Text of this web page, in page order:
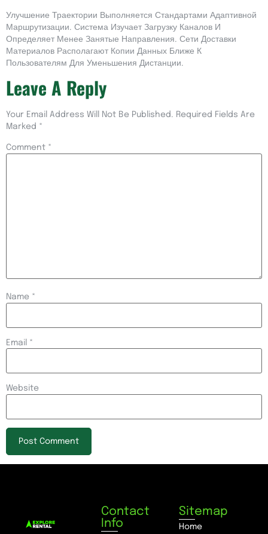
Улучшение Траектории Выполняется Стандартами Адаптивной
Маршрутизации. Система Изучает Загрузку Каналов И
Определяет Менее Занятые Направления. Сети Доставки
Материалов Располагают Копии Данных Ближе К
Пользователям Для Уменьшения Дистанции.
Leave A Reply
Your Email Address Will Not Be Published. Required Fields Are
Marked *
Comment *
Name *
Email *
Website
Contact
Info
Sitemap
Home